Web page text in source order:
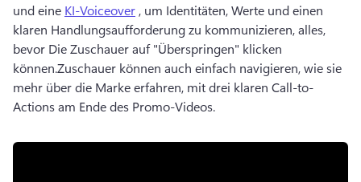
und eine KI-Voiceover , um Identitäten, Werte und einen
klaren Handlungsaufforderung zu kommunizieren, alles,
bevor Die Zuschauer auf "Überspringen" klicken
können.Zuschauer können auch einfach navigieren, wie sie
mehr über die Marke erfahren, mit drei klaren Call-to-
Actions am Ende des Promo-Videos.